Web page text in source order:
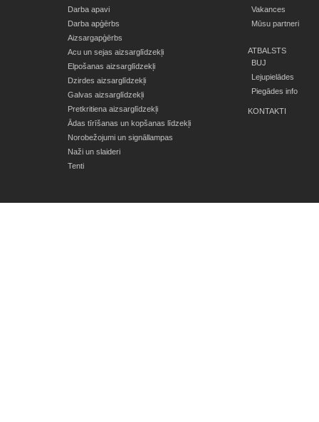
Darba apavi
Darba apģērbs
Aizsargapģērbs
Acu un sejas aizsarglīdzekļi
Elpošanas aizsarglīdzekļi
Dzirdes aizsarglīdzekļi
Galvas aizsarglīdzekļi
Pretkritiena aizsarglīdzekļi
Ādas tīrīšanas un kopšanas līdzekļi
Norobežojumi un signāllampas
Naži un slaideri
Tenti
Vakances
Mūsu partneri
ATBALSTS
BUJ
Lejupielādes
Piegādes info
KONTAKTI